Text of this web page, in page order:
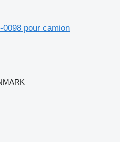
0098 pour camion